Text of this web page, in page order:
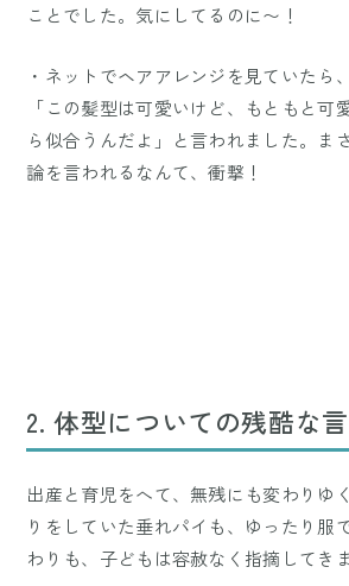
ことでした。気にしてるのに〜！
・ネットでヘアアレンジを見ていたら
「この髪型は可愛いけど、もともと可
ら似合うんだよ」と言われました。ま
論を言われるなんて、衝撃！
2. 体型についての残酷な
出産と育児をへて、無残にも変わりゆ
りをしていた垂れパイも、ゆったり服
わりも、子どもは容赦なく指摘してきま